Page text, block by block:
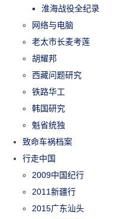
淮海战役全纪录
网络与电脑
老太市长麦考莲
胡耀邦
西藏问题研究
铁路华工
韩国研究
魁省统独
致命车祸档案
行走中国
2009中国纪行
2011新疆行
2015广东汕头